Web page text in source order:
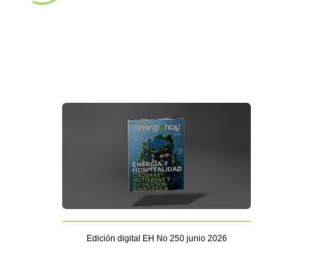
Edición digital EH No 250 junio 2026